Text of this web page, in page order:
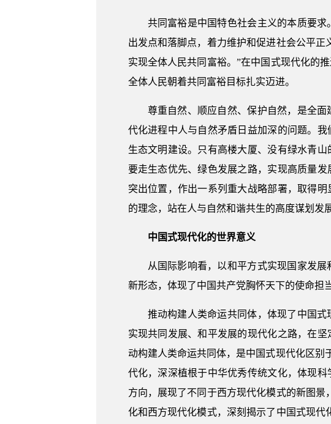
共同富裕是中国特色社会主义的本质要
出发点和落脚点，着力维护和促进社会公平
实现全体人民共同富裕。”在中国式现代化的
全体人民朝着共同富裕目标扎实迈进。
尊重自然、顺应自然、保护自然，是全
代化进程中人与自然矛盾日益加深的问题。
生态文明建设。只有高楼大厦、没有绿水青
要走生态优先、绿色发展之路，实现高质量
突出位置，作出一系列重大战略部署，取得
的理念，站在人与自然和谐共生的高度谋划发展
中国式现代化的世界意义
从国际影响看，以和平方式实现国家发
新形态，体现了中国共产党胸怀天下的使命担
推动构建人类命运共同体，体现了中国
实现共同发展、和平发展的现代化之路，在
动构建人类命运共同体，是中国式现代化区别
代化，深深植根于中华优秀传统文化，体现
方向，展现了不同于西方现代化模式的新图
化和西方现代化模式，深刻揭示了中国式现